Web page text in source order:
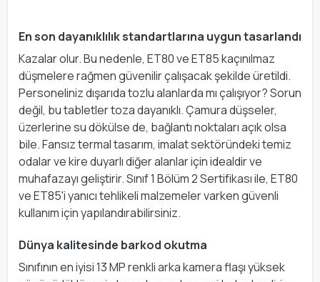
En son dayanıklılık standartlarına uygun tasarlandı
Kazalar olur. Bu nedenle, ET80 ve ET85 kaçınılmaz
düşmelere rağmen güvenilir çalışacak şekilde üretildi.
Personeliniz dışarıda tozlu alanlarda mı çalışıyor? Sorun
değil, bu tabletler toza dayanıklı. Çamura düşseler,
üzerlerine su dökülse de, bağlantı noktaları açık olsa
bile. Fansız termal tasarım, imalat sektöründeki temiz
odalar ve kire duyarlı diğer alanlar için idealdir ve
muhafazayı geliştirir. Sınıf 1 Bölüm 2 Sertifikası ile, ET80
ve ET85'i yanıcı tehlikeli malzemeler varken güvenli
kullanım için yapılandırabilirsiniz.
Dünya kalitesinde barkod okutma
Sınıfının en iyisi 13 MP renkli arka kamera flaşı yüksek